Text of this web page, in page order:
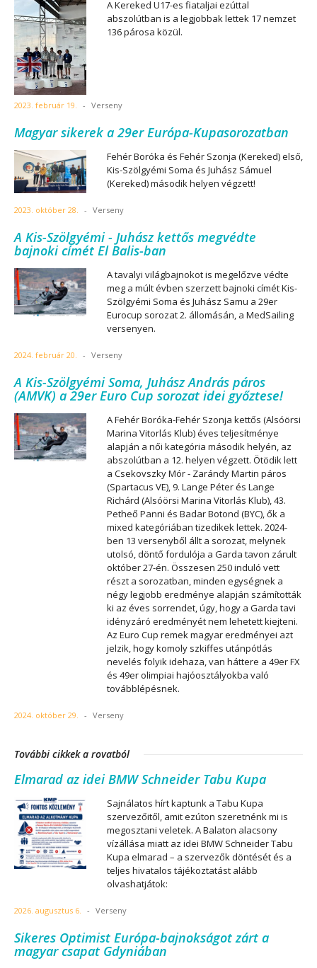
A Kereked U17-es fiataljai ezúttal
abszolútban is a legjobbak lettek 17 nemzet
136 párosa közül.
2023. február 19. - Verseny
Magyar sikerek a 29er Európa-Kupasorozatban
Fehér Boróka és Fehér Szonja (Kereked) első,
Kis-Szölgyémi Soma és Juhász Sámuel
(Kereked) második helyen végzett!
2023. október 28. - Verseny
A Kis-Szölgyémi - Juhász kettős megvédte
bajnoki címét El Balis-ban
A tavalyi világbajnokot is megelőzve védte
meg a múlt évben szerzett bajnoki címét Kis-
Szölgyémi Soma és Juhász Samu a 29er
Eurocup sorozat 2. állomásán, a MedSailing
versenyen.
2024. február 20. - Verseny
A Kis-Szölgyémi Soma, Juhász András páros
(AMVK) a 29er Euro Cup sorozat idei győztese!
A Fehér Boróka-Fehér Szonja kettős (Alsóörsi
Marina Vitorlás Klub) éves teljesítménye
alapján a női kategória második helyén, az
abszolútban a 12. helyen végzett. Ötödik lett
a Csekovszky Mór - Zarándy Martin páros
(Spartacus VE), 9. Lange Péter és Lange
Richárd (Alsóörsi Marina Vitorlás Klub), 43.
Petheő Panni és Badar Botond (BYC), ők a
mixed kategóriában tizedikek lettek. 2024-
ben 13 versenyből állt a sorozat, melynek
utolsó, döntő fordulója a Garda tavon zárult
október 27-én. Összesen 250 induló vett
részt a sorozatban, minden egységnek a
négy legjobb eredménye alapján számították
ki az éves sorrendet, úgy, hogy a Garda tavi
idényzáró eredményét nem lehetett kiejteni.
Az Euro Cup remek magyar eredményei azt
jelzik, hogy komoly szkiffes utánpótlás
nevelés folyik idehaza, van háttere a 49er FX
és 49er olimpiai hajóosztályokba való
továbblépésnek.
2024. október 29. - Verseny
További cikkek a rovatból
Elmarad az idei BMW Schneider Tabu Kupa
Sajnálatos hírt kaptunk a Tabu Kupa
szervezőitől, amit ezúton szeretnénk mi is
megosztani veletek. A Balaton alacsony
vízállása miatt az idei BMW Schneider Tabu
Kupa elmarad – a szervezők döntését és a
teljes hivatalos tájékoztatást alább
olvashatjátok:
2026. augusztus 6. - Verseny
Sikeres Optimist Európa-bajnokságot zárt a
magyar csapat Gdyniában